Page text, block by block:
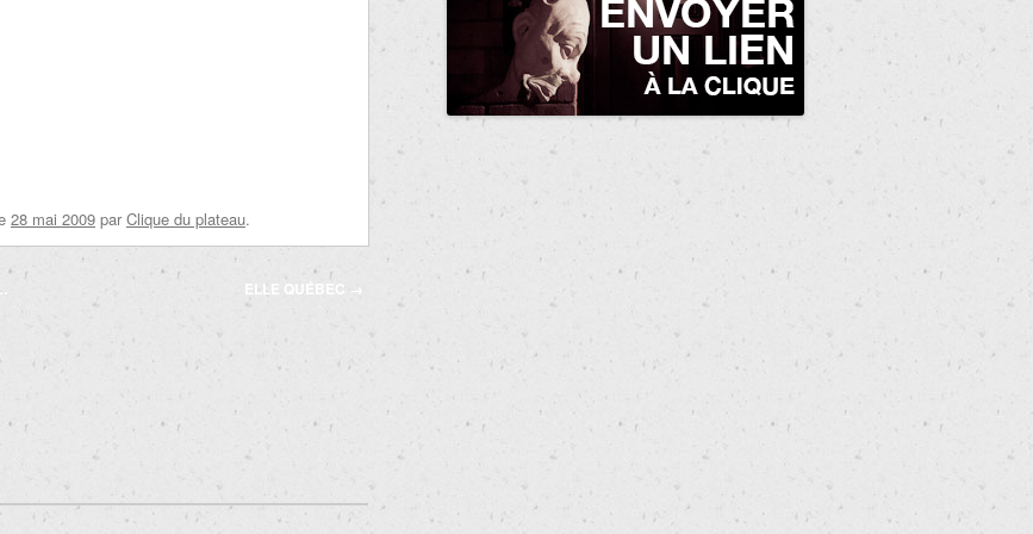
28 mai 2009 par Clique du plateau.
ELLE QUÉBEC →